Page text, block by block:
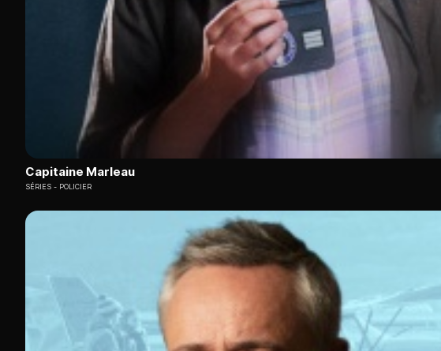
Capitaine Marleau
SÉRIES POLICIER